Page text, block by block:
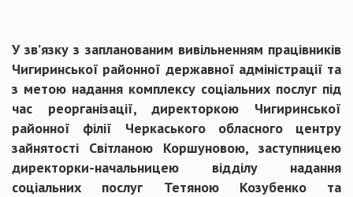
У зв’язку з запланованим вивільненням працівників
Чигиринської районної державної адміністрації та
з метою надання комплексу соціальних послуг під
час реорганізації, директоркою Чигиринської
районної філії Черкаського обласного центру
зайнятості Світланою Коршуновою, заступницею
директорки-начальницею відділу надання
соціальних послуг Тетяною Козубенко та